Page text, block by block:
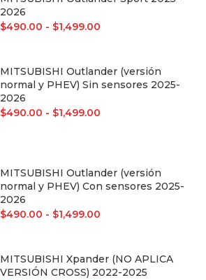
2026
$490.00 - $1,499.00
MITSUBISHI Outlander (versión
normal y PHEV) Sin sensores 2025-
2026
$490.00 - $1,499.00
MITSUBISHI Outlander (versión
normal y PHEV) Con sensores 2025-
2026
$490.00 - $1,499.00
MITSUBISHI Xpander (NO APLICA
VERSIÓN CROSS) 2022-2025